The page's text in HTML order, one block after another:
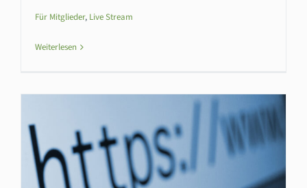
Für Mitglieder, Live Stream
Weiterlesen